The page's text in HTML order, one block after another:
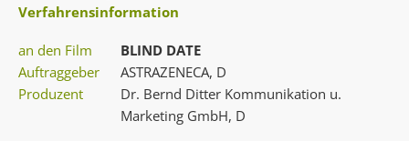
Verfahrensinformation
an den Film
BLIND DATE
Auftraggeber
ASTRAZENECA, D
Produzent
Dr. Bernd Ditter Kommunikation u.
Marketing GmbH, D